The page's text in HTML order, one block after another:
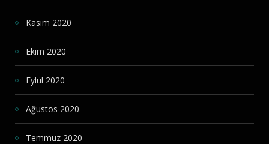
Kasım 2020
Ekim 2020
Eylül 2020
Ağustos 2020
Temmuz 2020